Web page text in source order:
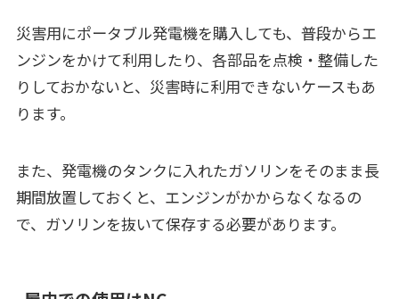
災害用にポータブル発電機を購入しても、普段からエ
ンジンをかけて利用したり、各部品を点検・整備した
りしておかないと、災害時に利用できないケースもあ
ります。
また、発電機のタンクに入れたガソリンをそのまま長
期間放置しておくと、エンジンがかからなくなるの
で、ガソリンを抜いて保存する必要があります。